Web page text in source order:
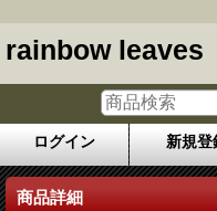
rainbow leaves
ログイン 新規登
商品詳細